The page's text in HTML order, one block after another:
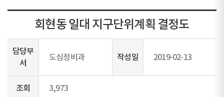
회현동 일대 지구단위계획 결정도
담당부
서
도심정비과 작성일 2019-02-13
조회 3,973